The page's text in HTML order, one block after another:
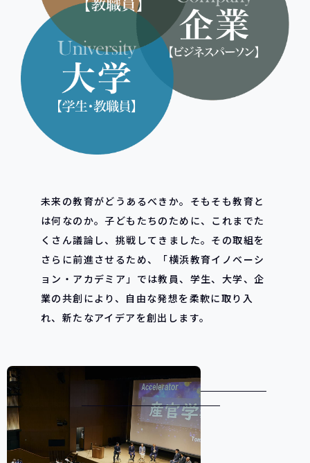
未来の教育がどうあるべきか。そもそも教育と
は何なのか。子どもたちのために、これまでた
くさん議論し、挑戦してきました。その取組を
さらに前進させるため、「横浜教育イノベーシ
ョン・アカデミア」では教員、学生、大学、企
業の共創により、自由な発想を柔軟に取り入
れ、新たなアイデアを創出します。